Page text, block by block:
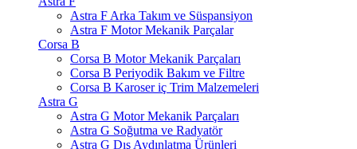
Astra F Arka Takım ve Süspansiyon
Astra F Motor Mekanik Parçalar
Corsa B
Corsa B Motor Mekanik Parçaları
Corsa B Periyodik Bakım ve Filtre
Corsa B Karoser iç Trim Malzemeleri
Astra G
Astra G Motor Mekanik Parçaları
Astra G Soğutma ve Radyatör
Astra G Dış Aydınlatma Ürünleri